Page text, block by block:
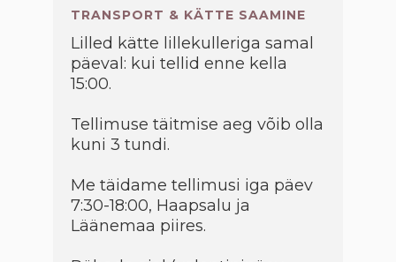
TRANSPORT & KÄTTE SAAMINE
Lilled kätte lillekulleriga samal
päeval: kui tellid enne kella
15:00.
Tellimuse täitmise aeg võib olla
kuni 3 tundi.
Me täidame tellimusi iga päev
7:30-18:00, Haapsalu ja
Läänemaa piires.